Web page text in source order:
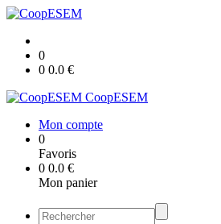
0
0 0.0 €
CoopESEM
Mon compte
0
Favoris
0 0.0 €
Mon panier